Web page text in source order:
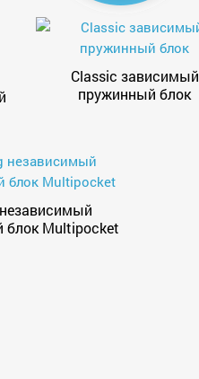
Classic зависимый
пружинный блок
блок Multipocket